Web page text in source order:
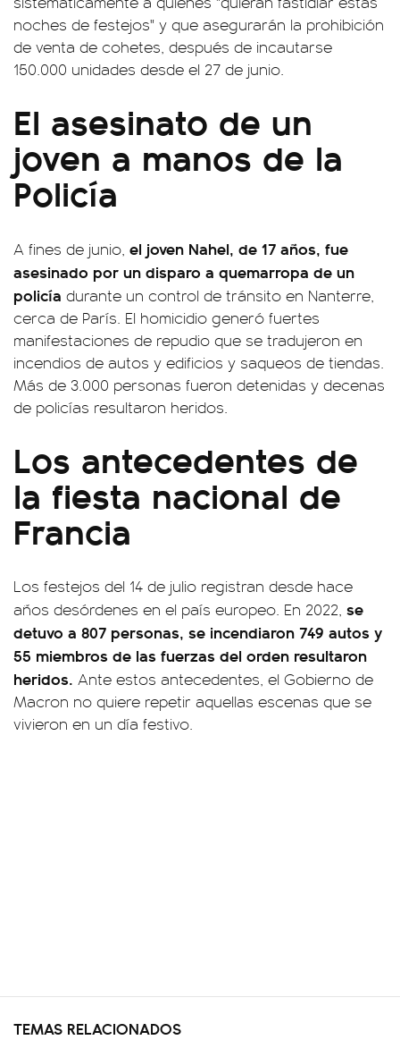
noches de festejos" y que asegurarán la prohibición
de venta de cohetes, después de incautarse
150.000 unidades desde el 27 de junio.
El asesinato de un
joven a manos de la
Policía
A fines de junio, el joven Nahel, de 17 años, fue
asesinado por un disparo a quemarropa de un
policía durante un control de tránsito en Nanterre,
cerca de París. El homicidio generó fuertes
manifestaciones de repudio que se tradujeron en
incendios de autos y edificios y saqueos de tiendas.
Más de 3.000 personas fueron detenidas y decenas
de policías resultaron heridos.
Los antecedentes de
la fiesta nacional de
Francia
Los festejos del 14 de julio registran desde hace
años desórdenes en el país europeo. En 2022, se
detuvo a 807 personas, se incendiaron 749 autos y
55 miembros de las fuerzas del orden resultaron
heridos. Ante estos antecedentes, el Gobierno de
Macron no quiere repetir aquellas escenas que se
vivieron en un día festivo.
TEMAS RELACIONADOS